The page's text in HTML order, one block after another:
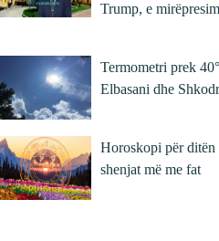
Trump, e
Termometri prek
Elbasani dhe
Horoskopi për ditën
shenjat më me fat